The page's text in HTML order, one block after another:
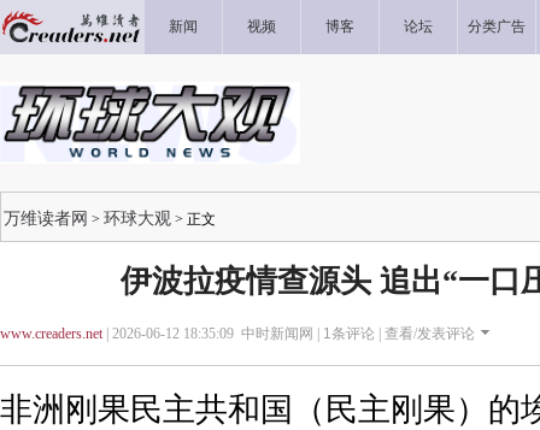
新闻 视频 博客 论坛 分类广告
万维读者网 > 环球大观 > 正文
伊波拉疫情查源头 追出“一口
www.creaders.net| 2026-06-12 18:35:09 中时新闻网 | 1条评论 | 查看/发表评论
非洲刚果民主共和国（民主刚果）的